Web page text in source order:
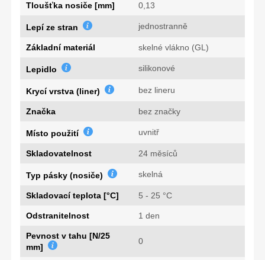
Tloušťka nosiče [mm] 0,13
Lepí ze stran jednostranně
Základní materiál skelné vlákno (GL)
Lepidlo silikonové
Krycí vrstva (liner) bez lineru
Značka bez značky
Místo použití uvnitř
Skladovatelnost 24 měsíců
Typ pásky (nosiče) skelná
Skladovací teplota [°C] 5 - 25 °C
Odstranitelnost 1 den
Pevnost v tahu [N/25
mm]
0